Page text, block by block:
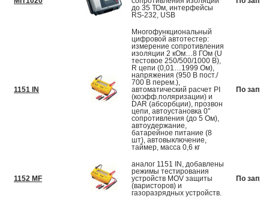
до 35 ТОм, интерфейсы
RS-232, USB
1151 IN
Многофункциональный
цифровой автотестер:
измерение сопротивления
изоляции 2 кОм…8 ГОм (U
тестовое 250/500/1000 В),
R цепи (0,01…1999 Ом),
напряжения (950 В пост./
700 В перем.),
автоматический расчет PI
(коэфф.поляризации) и
DAR (абсорбции), прозвон
цепи, автоустановка 0″
сопротивления (до 5 Ом),
автоудержание,
батарейное питание (8
шт), автовыключение,
таймер, масса 0,6 кг
По
1152 MF
аналог 1151 IN, добавлены
режимы тестирования
устройств MOV защиты
(варисторов) и
газоразрядных устройств.
По